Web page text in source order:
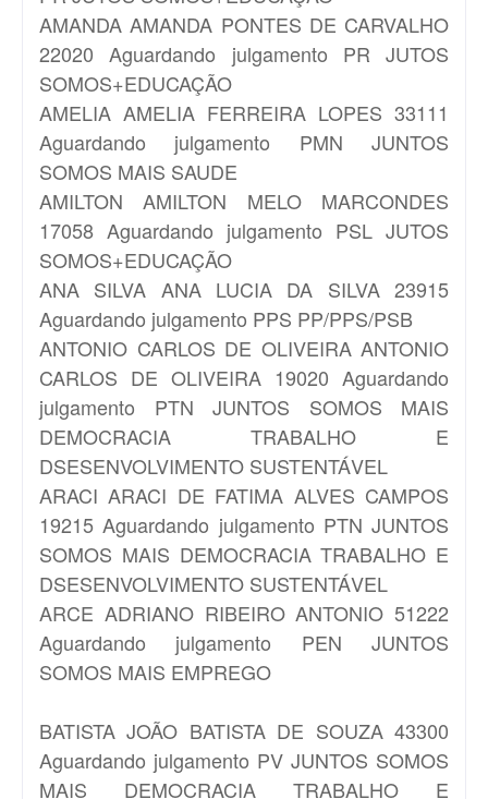
AMANDA AMANDA PONTES DE CARVALHO
22020 Aguardando julgamento PR JUTOS
SOMOS+EDUCAÇÃO
AMELIA AMELIA FERREIRA LOPES 33111
Aguardando julgamento PMN JUNTOS
SOMOS MAIS SAUDE
AMILTON AMILTON MELO MARCONDES
17058 Aguardando julgamento PSL JUTOS
SOMOS+EDUCAÇÃO
ANA SILVA ANA LUCIA DA SILVA 23915
Aguardando julgamento PPS PP/PPS/PSB
ANTONIO CARLOS DE OLIVEIRAANTONIO
CARLOS DE OLIVEIRA 19020 Aguardando
julgamento PTN JUNTOS SOMOS MAIS
DEMOCRACIA TRABALHO E
DSESENVOLVIMENTO SUSTENTÁVEL
ARACI ARACI DE FATIMA ALVES CAMPOS
19215 Aguardando julgamento PTN JUNTOS
SOMOS MAIS DEMOCRACIA TRABALHO E
DSESENVOLVIMENTO SUSTENTÁVEL
ARCE ADRIANO RIBEIRO ANTONIO 51222
Aguardando julgamento PEN JUNTOS
SOMOS MAIS EMPREGO
BATISTA JOÃO BATISTA DE SOUZA 43300
Aguardando julgamento PV JUNTOS SOMOS
MAIS DEMOCRACIA TRABALHO E